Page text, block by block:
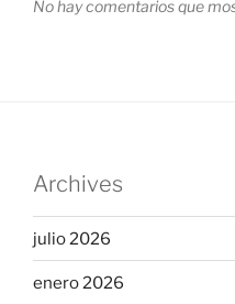
No hay comentarios que
Archives
julio 2026
enero 2026